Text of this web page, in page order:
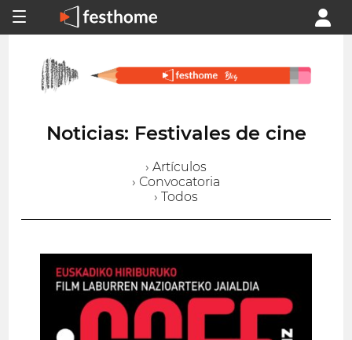
Noticias: Festivales de cine
› Artículos
› Convocatoria
› Todos